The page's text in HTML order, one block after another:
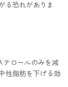
る恐れがありま
テロールのみを減
性脂肪を下げる効